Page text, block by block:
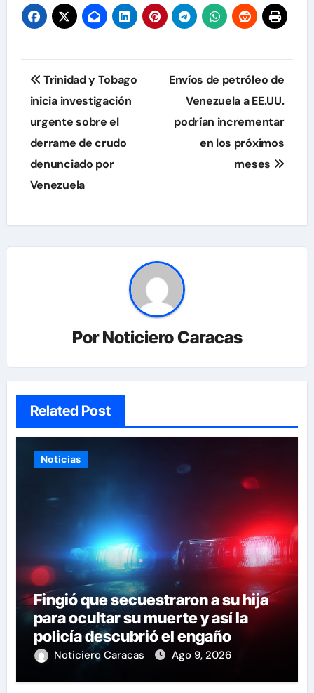
Navegación
de
entradas
Trinidad y Tobago
inicia investigación
urgente sobre el
derrame de crudo
denunciado por
Venezuela
Envíos de petróleo de
Venezuela a EE.UU.
podrían incrementar
en los próximos
meses
PorNoticiero Caracas
Related Post
Noticias
Fingió que secuestraron a su hija
para ocultar su muerte y así la
policía descubrió el engaño
Noticiero Caracas Ago 9, 2026